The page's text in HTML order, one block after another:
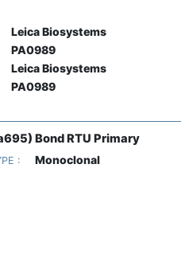
Leica Biosystems
PA0989
Leica Biosystems
PA0989
Bond RTU Primary
: Monoclonal